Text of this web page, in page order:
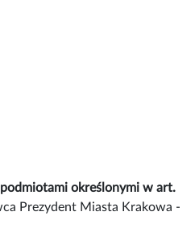
określonymi w art.
Prezydent Miasta Krakowa -